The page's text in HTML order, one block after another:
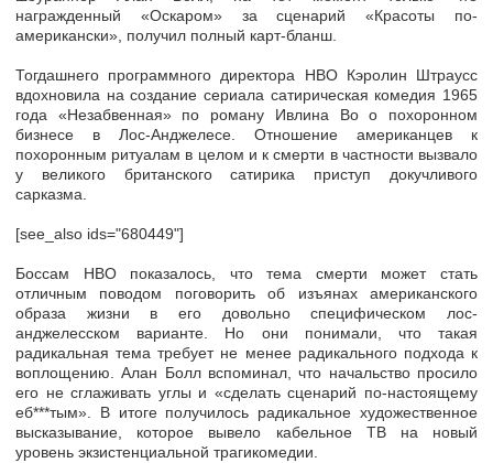
награжденный «Оскаром» за сценарий «Красоты по-
американски», получил полный карт-бланш.
Тогдашнего программного директора HBO Кэролин Штраусс
вдохновила на создание сериала сатирическая комедия 1965
года «Незабвенная» по роману Ивлина Во о похоронном
бизнесе в Лос-Анджелесе. Отношение американцев к
похоронным ритуалам в целом и к смерти в частности вызвало
у великого британского сатирика приступ докучливого
сарказма.
[see_also ids="680449"]
Боссам HBO показалось, что тема смерти может стать
отличным поводом поговорить об изъянах американского
образа жизни в его довольно специфическом лос-
анджелесском варианте. Но они понимали, что такая
радикальная тема требует не менее радикального подхода к
воплощению. Алан Болл вспоминал, что начальство просило
его не сглаживать углы и «сделать сценарий по-настоящему
еб***тым». В итоге получилось радикальное художественное
высказывание, которое вывело кабельное ТВ на новый
уровень экзистенциальной трагикомедии.